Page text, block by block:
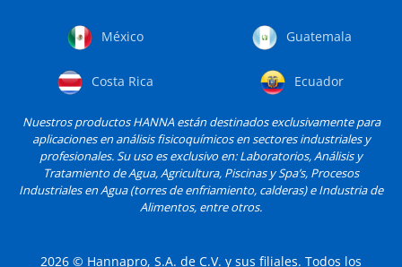
México Guatemala
Costa Rica Ecuador
Nuestros productos HANNA están destinados exclusivamente para
aplicaciones en análisis fisicoquímicos en sectores industriales y
profesionales. Su uso es exclusivo en: Laboratorios, Análisis y
Tratamiento de Agua, Agricultura, Piscinas y Spa’s, Procesos
Industriales en Agua (torres de enfriamiento, calderas) e Industria de
Alimentos, entre otros.
2026 © Hannapro, S.A. de C.V. y sus filiales. Todos los